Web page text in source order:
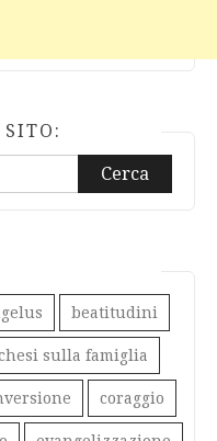
SITO:
beatitudini
sulla famiglia
coraggio